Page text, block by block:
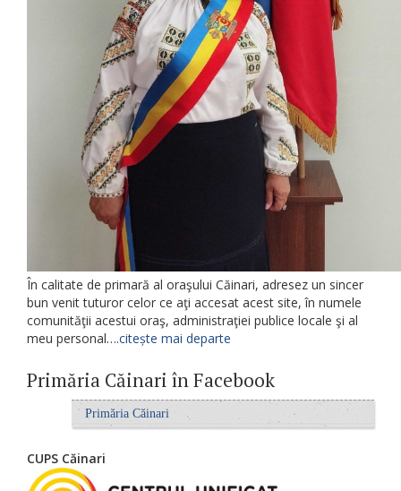
În calitate de primară al oraşului Căinari, adresez un sincer
bun venit tuturor celor ce aţi accesat acest site, în numele
comunităţii acestui oraş, administraţiei publice locale şi al
meu personal….citește mai departe
Primăria Căinari în Facebook
Primăria Căinari
CUPS Căinari